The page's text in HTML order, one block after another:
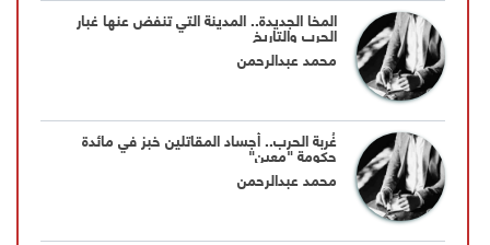
المخا الجديدة.. المدينة التي تنفض عنها غبار
الحرب والتاريخ
محمد عبدالرحمن
غُربة الحرب.. أجساد المقاتلين خبز في مائدة
حكومة "معين"
محمد عبدالرحمن